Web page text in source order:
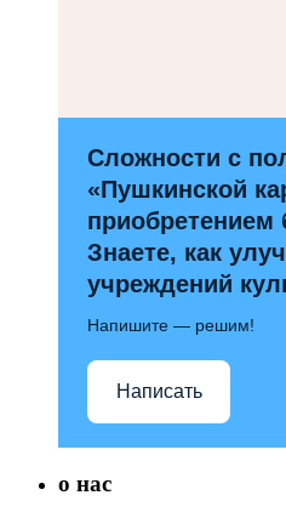
Сложности с
«Пушкинской
приобретением
Знаете, как
учреждений
Напишите — решим!
Написать
о нас